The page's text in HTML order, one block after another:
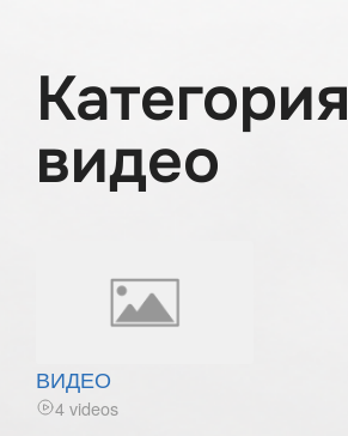
Категория
видео
ВИДЕО
4 videos